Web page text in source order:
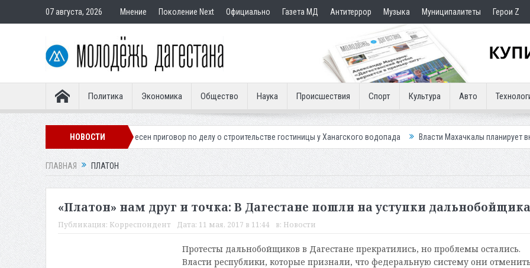
07 августа, 2026 Мнение Поколение Next Официально Газета МД Антитеррор Музыка Муниципалитеты Герои Z
Политика Экономика Общество Наука Происшествия Спорт Культура Авто
НОВОСТИ
легионера Вынесен приговор по делу о строительстве гостиницы у Ханагского водопада Власти Махачкалы планирует внедрить
ГЛАВНАЯ ПЛАТОН
«Платон» нам друг и точка: В Дагестане пошли на уступки
Публикация: Корреспондент Дата: 11 мая, 2017 в 11:44 в: Новости
Протесты дальнобойщиков в Дагестане прекратились, но проблемы остались.
Власти республики, которые признали, что федеральную систему они